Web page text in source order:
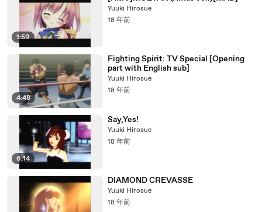
1:59
Yuuki Hirosue
18 年前
4:48
Fighting Spirit: TV Special [Opening
part with English sub]
Yuuki Hirosue
18 年前
6:14
Say,Yes!
Yuuki Hirosue
18 年前
DIAMOND CREVASSE
Yuuki Hirosue
18 年前